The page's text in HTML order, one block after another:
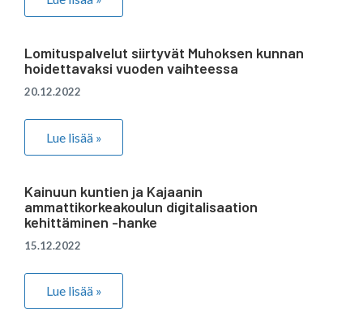
Lomituspalvelut siirtyvät Muhoksen kunnan
hoidettavaksi vuoden vaihteessa
20.12.2022
Lue lisää »
Kainuun kuntien ja Kajaanin
ammattikorkeakoulun digitalisaation
kehittäminen -hanke
15.12.2022
Lue lisää »